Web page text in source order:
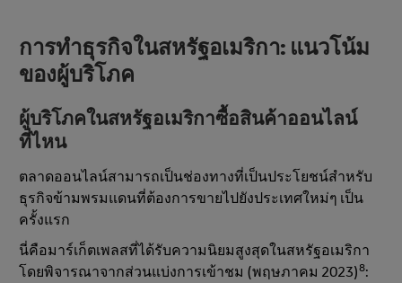
การทําธุรกิจในสหรัฐอเมริกา: แนวโน้ม
ของผู้บริโภค
ผู้บริโภคในสหรัฐอเมริกาซื้อสินค้าออนไลน์
ที่ไหน
ตลาดออนไลน์สามารถเป็นช่องทางที่เป็นประโยชน์สําหรับ
ธุรกิจข้ามพรมแดนที่ต้องการขายไปยังประเทศใหม่ๆ เป็น
ครั้งแรก
นี่คือมาร์เก็ตเพลสที่ได้รับความนิยมสูงสุดในสหรัฐอเมริกา
โดยพิจารณาจากส่วนแบ่งการเข้าชม (พฤษภาคม 2023)8: